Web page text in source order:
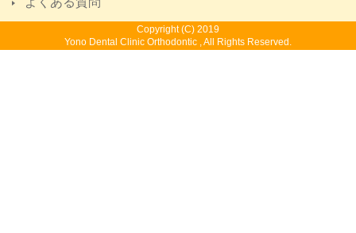
Copyright (C) 2019
Yono Dental Clinic Orthodontic , All Rights Reserved.